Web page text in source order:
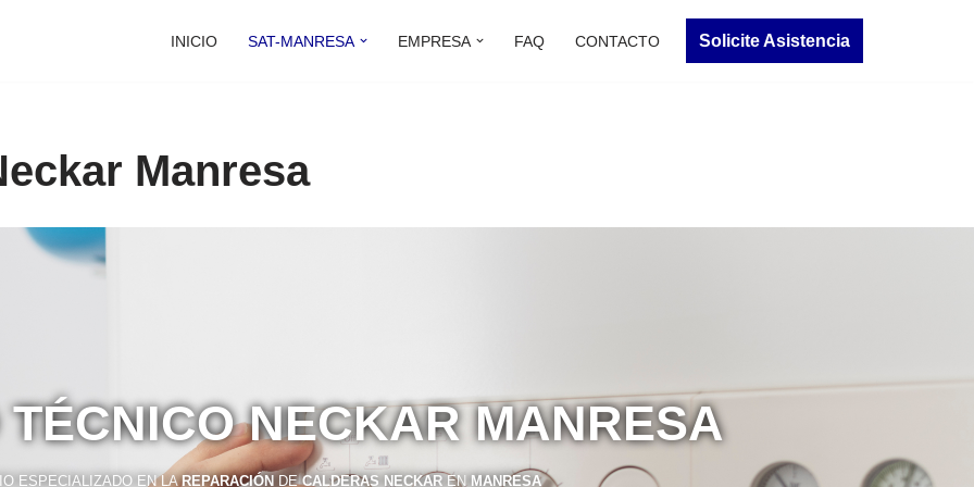
INICIO SAT-MANRESA EMPRESA FAQ CONTACTO Solicite Asistencia
Manresa
TÉCNICO NECKAR MANRESA
ESPECIALIZADO EN LAREPARACIÓN DECALDERAS NECKAR EN MANRESA